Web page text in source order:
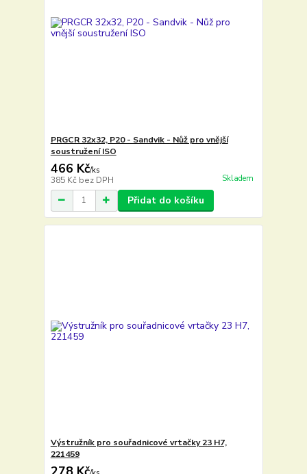
PRGCR 32x32, P20 - Sandvik - Nůž pro vnější
soustružení ISO
466 Kč/ks
385 Kč bez DPH Skladem
Přidat do košíku
Výstružník pro souřadnicové vrtačky 23 H7,
221459